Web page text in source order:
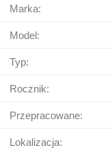
Marka:
Model:
Typ:
Rocznik:
Przepracowane:
Lokalizacja: